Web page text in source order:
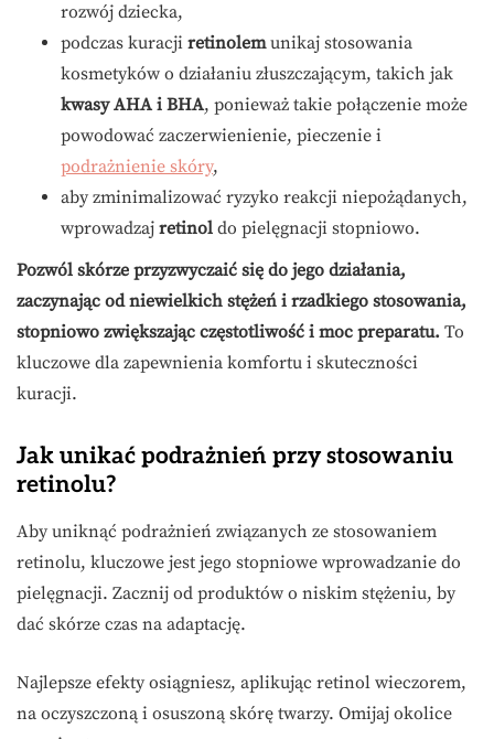
rozwój dziecka,
podczas kuracji retinolemunikaj stosowania
kosmetyków o działaniu złuszczającym, takich jak
kwasy AHA i BHA, ponieważ takie połączenie może
powodować zaczerwienienie, pieczenie i
podrażnienie skóry,
aby zminimalizować ryzyko reakcji niepożądanych,
wprowadzaj retinol do pielęgnacji stopniowo.
Pozwól skórze przyzwyczaić się do jego działania,
zaczynając od niewielkich stężeń i rzadkiego stosowania,
stopniowo zwiększając częstotliwość i moc preparatu. To
kluczowe dla zapewnienia komfortu i skuteczności
kuracji.
Jak unikać podrażnień przy stosowaniu
retinolu?
Aby uniknąć podrażnień związanych ze stosowaniem
retinolu, kluczowe jest jego stopniowe wprowadzanie do
pielęgnacji. Zacznij od produktów o niskim stężeniu, by
dać skórze czas na adaptację.
Najlepsze efekty osiągniesz, aplikując retinol wieczorem,
na oczyszczoną i osuszoną skórę twarzy. Omijaj okolice